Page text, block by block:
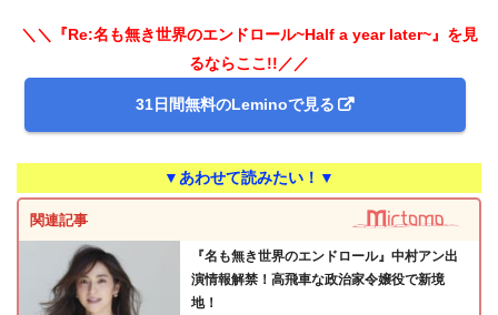
＼＼『Re:名も無き世界のエンドロール~Half a year later~』を見
るならここ!!／／
31日間無料のLeminoで見る
▼あわせて読みたい！▼
関連記事
『名も無き世界のエンドロール』中村アン出
演情報解禁！高飛車な政治家令嬢役で新境
地！